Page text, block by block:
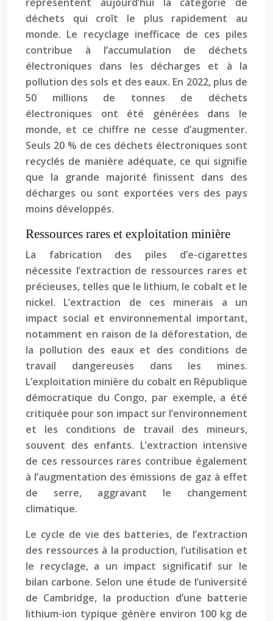
déchets qui croît le plus rapidement au
monde. Le recyclage inefficace de ces piles
contribue à l’accumulation de déchets
électroniques dans les décharges et à la
pollution des sols et des eaux. En 2022, plus de
50 millions de tonnes de déchets
électroniques ont été générées dans le
monde, et ce chiffre ne cesse d’augmenter.
Seuls 20 % de ces déchets électroniques sont
recyclés de manière adéquate, ce qui signifie
que la grande majorité finissent dans des
décharges ou sont exportées vers des pays
moins développés.
Ressources rares et exploitation minière
La fabrication des piles d’e-cigarettes
nécessite l’extraction de ressources rares et
précieuses, telles que le lithium, le cobalt et le
nickel. L’extraction de ces minerais a un
impact social et environnemental important,
notamment en raison de la déforestation, de
la pollution des eaux et des conditions de
travail dangereuses dans les mines.
L’exploitation minière du cobalt en République
démocratique du Congo, par exemple, a été
critiquée pour son impact sur l’environnement
et les conditions de travail des mineurs,
souvent des enfants. L’extraction intensive
de ces ressources rares contribue également
à l’augmentation des émissions de gaz à effet
de serre, aggravant le changement
climatique.
Le cycle de vie des batteries, de l’extraction
des ressources à la production, l’utilisation et
le recyclage, a un impact significatif sur le
bilan carbone. Selon une étude de l’université
de Cambridge, la production d’une batterie
lithium-ion typique génère environ 100 kg de